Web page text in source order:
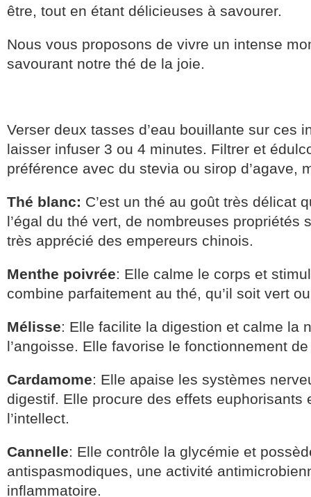
être, tout en étant délicieuses à savourer.
Nous vous proposons de vivre un intense
savourant notre thé de la joie.
Verser deux tasses d’eau bouillante sur ces
laisser infuser 3 ou 4 minutes. Filtrer et
préférence avec du stevia ou sirop d’agave,
Thé blanc: C’est un thé au goût très délicat
l’égal du thé vert, de nombreuses propriétés
très apprécié des empereurs chinois.
Menthe poivrée: Elle calme le corps et
combine parfaitement au thé, qu’il soit vert
Mélisse: Elle facilite la digestion et calme la
l’angoisse. Elle favorise le fonctionnement
Cardamome: Elle apaise les systèmes
digestif. Elle procure des effets euphorisants
l’intellect.
Cannelle: Elle contrôle la glycémie et
antispasmodiques, une activité
inflammatoire.